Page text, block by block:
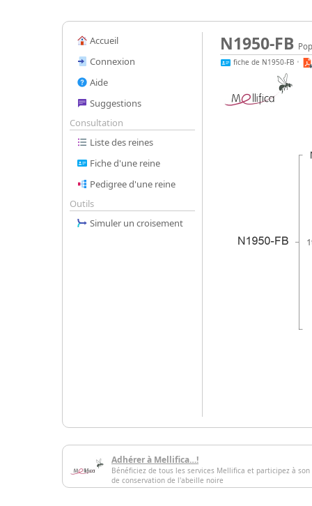
Accueil
Connexion
Aide
Suggestions
Consultation
Liste des reines
Fiche d'une reine
Pedigree d'une reine
Outils
Simuler un croisement
N1950-FB
fiche de N1950-FB •
Adhérer à Mellifica…!
Bénéficiez de tous les services Mellifica et participez à
de conservation de l'abeille noire